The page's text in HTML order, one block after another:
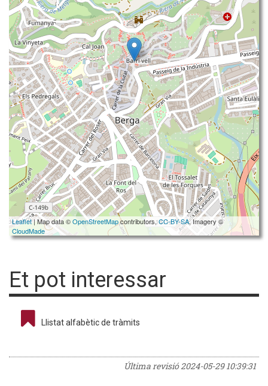
Leaflet | Map data ©OpenStreetMapcontributors,CC-BY-SA, Imagery ©
CloudMade
Et pot interessar
Llistat alfabètic de tràmits
Última revisió2024-05-29 10:39:31